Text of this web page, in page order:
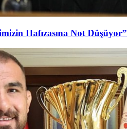
Hafızasına Not Düşüyor”